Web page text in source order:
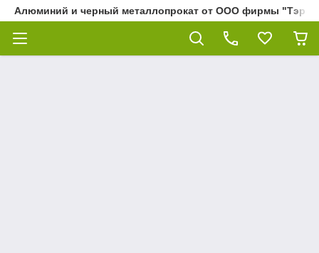
Алюминий и черный металлопрокат от ООО фирмы "Тэра"